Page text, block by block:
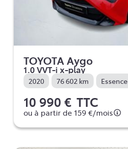
TOYOTA Aygo
1.0 VVT-i x-play
2020 76 602 km Essence
10 990 € TTC
ou à partir de 159 €/mois